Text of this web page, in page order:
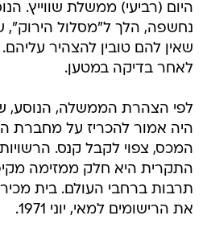
היום (רביעי) ממשלת שווייץ.
נחשפה, הלך ל"מסלול הירוק",
שאין להם טובין להצהיר
לאחר בדיקה במטען.
לפי הצהרת הממשלה, הנוסע,
היה אמור להכריז על מחברת
המכס, צפוי לקבל קנס.
התקרית היא חלק ממזימה
תרבות ברחבי העולם. בית
את הרישומים למאי, יוני 1971.